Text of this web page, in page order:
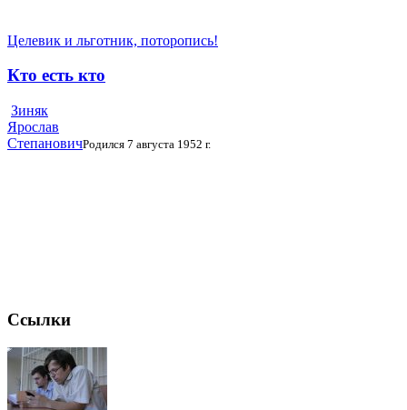
Целевик и льготник, поторопись!
Кто есть кто
Зиняк
Ярослав
СтепановичРодился 7 августа 1952 г.
Ссылки